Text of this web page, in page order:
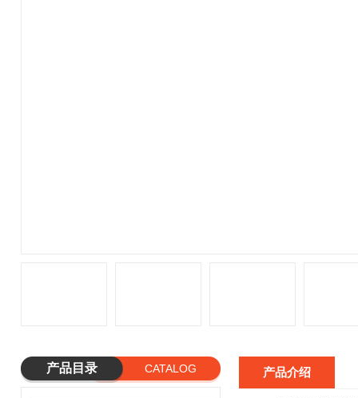
产品目录 CATALOG 产品介绍